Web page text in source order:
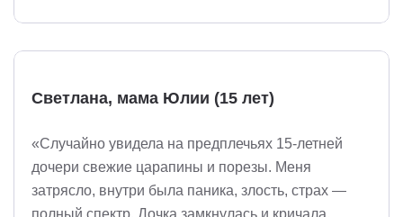
Светлана, мама Юлии (15 лет)
«Случайно увидела на предплечьях 15-летней
дочери свежие царапины и порезы. Меня
затрясло, внутри была паника, злость, страх —
полный спектр. Дочка замкнулась и кричала,